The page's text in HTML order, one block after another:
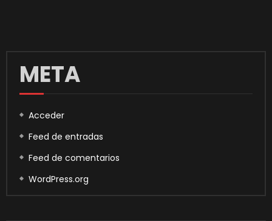
META
Acceder
Feed de entradas
Feed de comentarios
WordPress.org